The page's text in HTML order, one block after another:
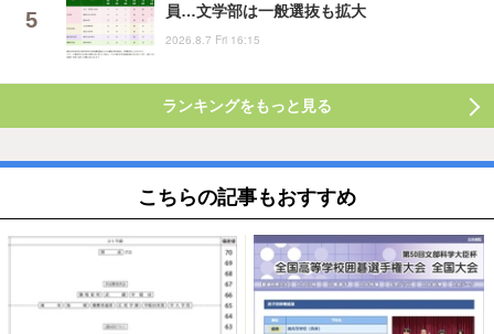
員…文学部は一般選抜も拡大
2026.8.7 Fri 16:15
ランキングをもっと見る
こちらの記事もおすすめ